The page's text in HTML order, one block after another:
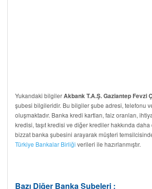
Yukarıdaki bilgilerAkbank T.A.Ş. Gaziantep Fevzi
şubesi bilgileridir. Bu bilgiler şube adresi, telefonu
oluşmaktadır. Banka kredi kartları, faiz oranları,
kredisi, taşıt kredisi ve diğer krediler hakkında daha
bizzat banka şubesini arayarak müşteri
Türkiye Bankalar Birliği verileri ile hazırlanmıştır.
Bazı Diğer Banka Şubeleri :